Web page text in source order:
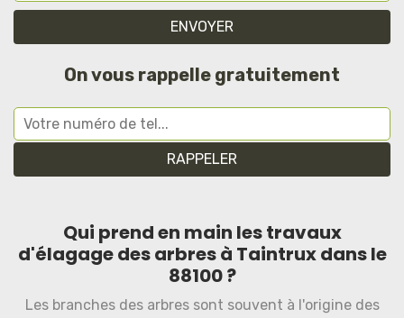
On vous rappelle gratuitement
Qui prend en main les travaux
d'élagage des arbres à Taintrux dans le
88100 ?
Les branches des arbres sont souvent à l'origine des